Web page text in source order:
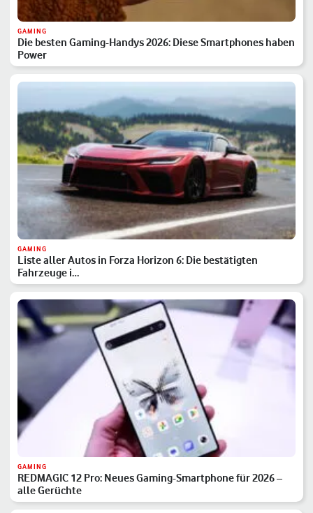
GAMING
Die besten Gaming-Handys 2026: Diese Smartphones haben
Power
GAMING
Liste aller Autos in Forza Horizon 6: Die bestätigten
Fahrzeuge i…
GAMING
REDMAGIC 12 Pro: Neues Gaming-Smartphone für 2026 –
alle Gerüchte